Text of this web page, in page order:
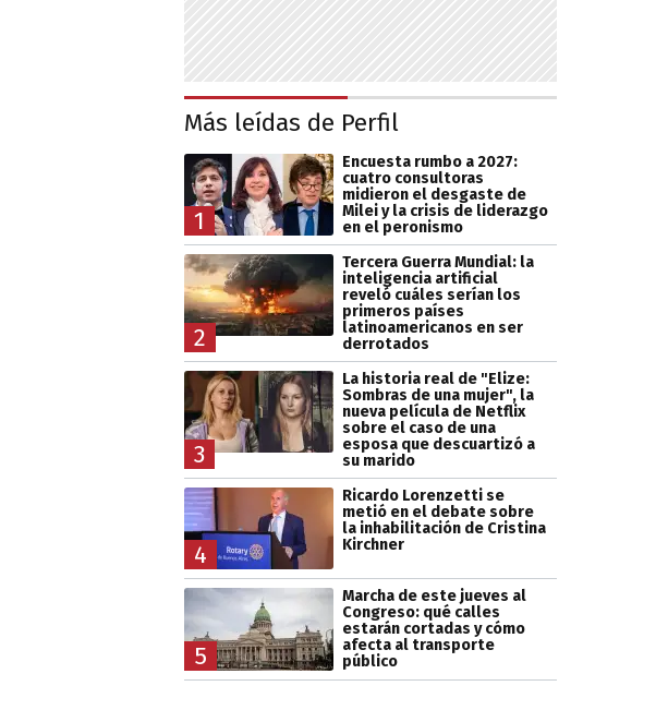
Más leídas de Perfil
1
Encuesta rumbo a 2027:
cuatro consultoras
midieron el desgaste de
Milei y la crisis de liderazgo
en el peronismo
2
Tercera Guerra Mundial: la
inteligencia artificial
reveló cuáles serían los
primeros países
latinoamericanos en ser
derrotados
3
La historia real de "Elize:
Sombras de una mujer", la
nueva película de Netflix
sobre el caso de una
esposa que descuartizó a
su marido
4
Ricardo Lorenzetti se
metió en el debate sobre
la inhabilitación de Cristina
Kirchner
5
Marcha de este jueves al
Congreso: qué calles
estarán cortadas y cómo
afecta al transporte
público